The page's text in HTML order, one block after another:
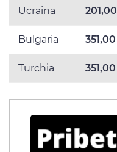
Ucraina 201,00
Bulgaria 351,00
Turchia 351,00